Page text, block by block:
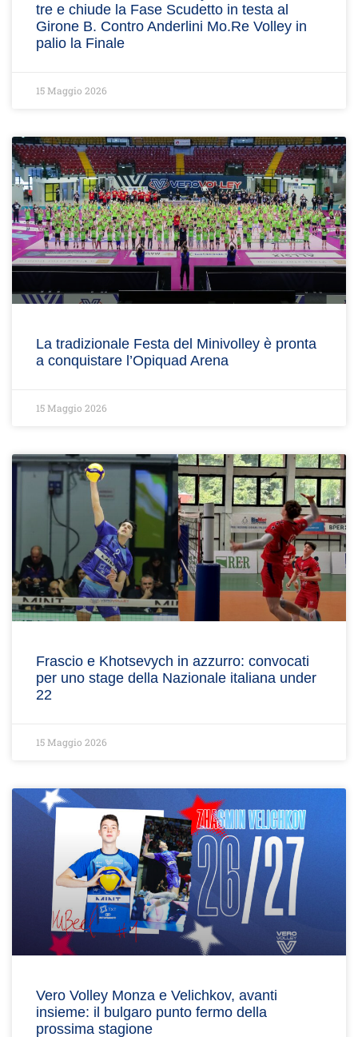
tre e chiude la Fase Scudetto in testa al
Girone B. Contro Anderlini Mo.Re Volley in
palio la Finale
15 Maggio 2026
La tradizionale Festa del Minivolley è pronta
a conquistare l’Opiquad Arena
15 Maggio 2026
Frascio e Khotsevych in azzurro: convocati
per uno stage della Nazionale italiana under
22
15 Maggio 2026
Vero Volley Monza e Velichkov, avanti
insieme: il bulgaro punto fermo della
prossima stagione